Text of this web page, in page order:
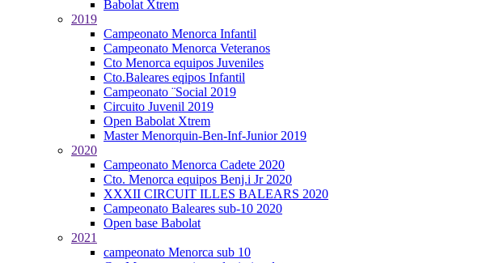
Babolat Xtrem
2019
Campeonato Menorca Infantil
Campeonato Menorca Veteranos
Cto Menorca equipos Juveniles
Cto.Baleares eqipos Infantil
Campeonato ¨Social 2019
Circuito Juvenil 2019
Open Babolat Xtrem
Master Menorquin-Ben-Inf-Junior 2019
2020
Campeonato Menorca Cadete 2020
Cto. Menorca equipos Benj.i Jr 2020
XXXII CIRCUIT ILLES BALEARS 2020
Campeonato Baleares sub-10 2020
Open base Babolat
2021
campeonato Menorca sub 10